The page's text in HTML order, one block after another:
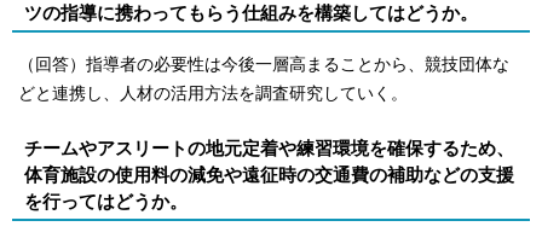
ツの指導に携わってもらう仕組みを構築してはどうか。
（回答）指導者の必要性は今後一層高まることから、競技団体な
どと連携し、人材の活用方法を調査研究していく。
チームやアスリートの地元定着や練習環境を確保するため、
体育施設の使用料の減免や遠征時の交通費の補助などの支援
を行ってはどうか。